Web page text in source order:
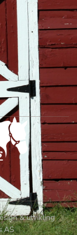
& utvikling
AS